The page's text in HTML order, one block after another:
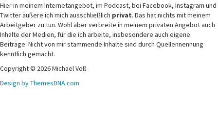
Hier in meinem Internetangebot, im Podcast, bei Facebook, Instagram und
Twitter äußere ich mich ausschließlich privat. Das hat nichts mit meinem
Arbeitgeber zu tun. Wohl aber verbreite in meinem privaten Angebot auch
Inhalte der Medien, für die ich arbeite, insbesondere auch eigene
Beiträge. Nicht von mir stammende Inhalte sind durch Quellennennung
kenntlich gemacht.
Copyright © 2026 Michael Voß
Design by ThemesDNA.com